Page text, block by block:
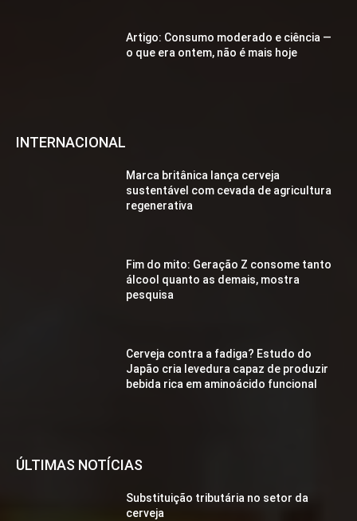
Artigo: Consumo moderado e ciência —
o que era ontem, não é mais hoje
INTERNACIONAL
Marca britânica lança cerveja
sustentável com cevada de agricultura
regenerativa
Fim do mito: Geração Z consome tanto
álcool quanto as demais, mostra
pesquisa
Cerveja contra a fadiga? Estudo do
Japão cria levedura capaz de produzir
bebida rica em aminoácido funcional
ÚLTIMAS NOTÍCIAS
Substituição tributária no setor da
cerveja